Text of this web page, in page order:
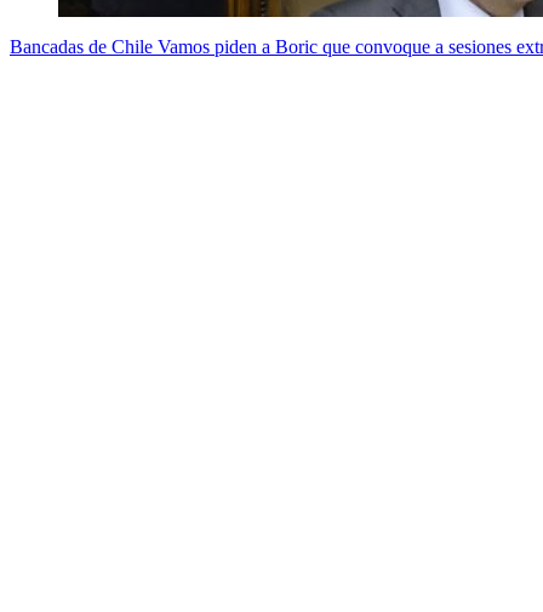
Bancadas de Chile Vamos piden a Boric que convoque a sesiones